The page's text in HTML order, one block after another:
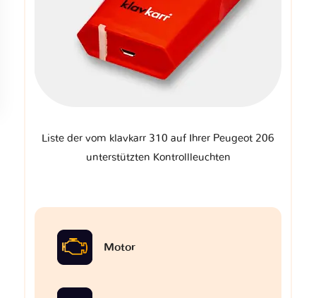
Liste der vom klavkarr 310 auf Ihrer Peugeot 206
unterstützten Kontrollleuchten
Motor